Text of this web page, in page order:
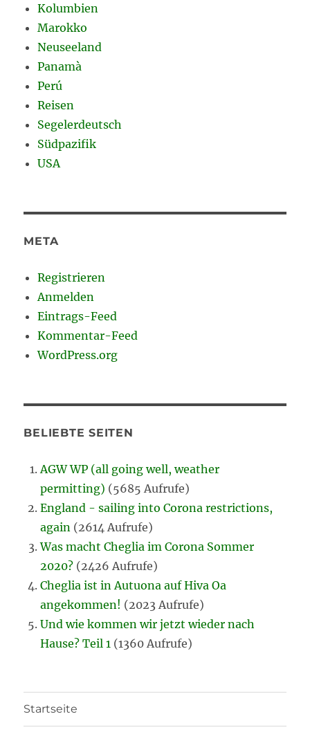
Kolumbien
Marokko
Neuseeland
Panamà
Perú
Reisen
Segelerdeutsch
Südpazifik
USA
META
Registrieren
Anmelden
Eintrags-Feed
Kommentar-Feed
WordPress.org
BELIEBTE SEITEN
AGW WP (all going well, weather
permitting) (5685 Aufrufe)
England - sailing into Corona restrictions,
again (2614 Aufrufe)
Was macht Cheglia im Corona Sommer
2020? (2426 Aufrufe)
Cheglia ist in Autuona auf Hiva Oa
angekommen! (2023 Aufrufe)
Und wie kommen wir jetzt wieder nach
Hause? Teil 1 (1360 Aufrufe)
Startseite